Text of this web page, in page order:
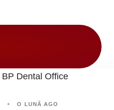
O LUNĂ AGO